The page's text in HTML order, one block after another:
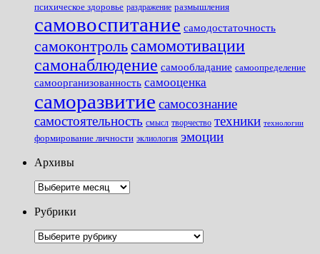
психическое здоровье раздражение размышления
самовоспитание самодостаточность
самоконтроль самомотивации
самонаблюдение самообладание самоопределение
самоорганизованность самооценка
саморазвитие самосознание
самостоятельность смысл творчество техники технологии
формирование личности эклиология эмоции
Архивы
Архивы
Рубрики
Рубрики